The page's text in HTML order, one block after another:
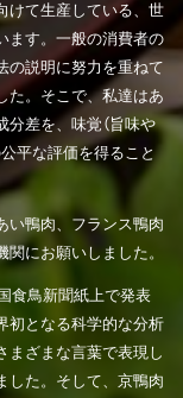
けて生産している、世
ます。一般の消費者の
の説明に努力を重ねて
た。そこで、私達はあ
差を、味覚（旨味や
平な評価を得ること
い鴨肉、フランス鴨肉
にお願いしました。
食鳥新聞紙上で発表
初となる科学的な分析
まざまな言葉で表現し
した。そして、京鴨肉